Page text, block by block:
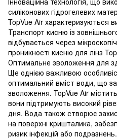
силіконових гідрогелевих
TopVue Air характеризуються
Транспорт кисню із
відбувається через
проникності кисню для лінз
Оптимальне зволоження для
Ще однією важливою
оптимальний вміст води, що
зволоження. TopVue Air
вони підтримують високий
дня. Вода також створює
на поверхні кришталика,
ризик інфекцій або подразнень.